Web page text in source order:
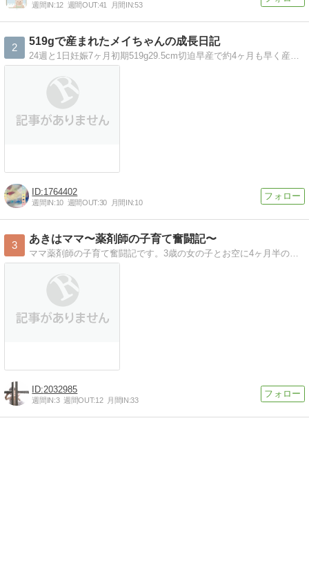
週間IN:12 週間OUT:41 月間IN:53
2
519gで産まれたメイちゃんの成長日記
24週と1日妊娠7ヶ月初期519g29.5cm切迫早産で約4ヶ月も早く産まれた超低出生体重児メイちゃんの成長記録です。皆様の応援がメイに届きますように。
1764402
週間IN:10 週間OUT:30 月間IN:10
3
あきはママ〜薬剤師の子育て奮闘記〜
ママ薬剤師の子育て奮闘記です。3歳の女の子とお空に4ヶ月半の男の子がいます。妊娠中期、出血。切迫早産→慢性剥離羊水過少症候群。息子の闘病記録。その後の家族の生活を発信していきます。
2032985
週間IN:3 週間OUT:12 月間IN:33